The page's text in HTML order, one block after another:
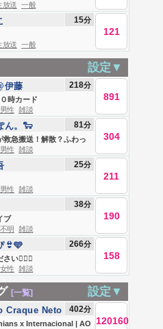
藤陽介
藤陽介
放送 一般
15分
121
放送 一般
設定▼
時カード
伊藤 218分
891
男性 雑談
救急搬送！解散？ふわっ
！
ん。🐑 81分
304
男性 雑談
25分
211
男性 雑談
ブ
38分
190
不明 雑談
い🙇🏻‍♀️‪‪
👙🩵 266分
158
女性 雑談
[一覧] 設定▼
x Internacional | AO
Craque Neto 402分
120160